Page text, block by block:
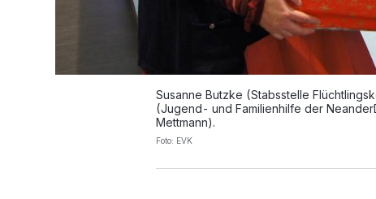
Susanne Butzke (Stabsstelle
(Jugend- und Familienhilfe der
Mettmann).
Foto: EVK